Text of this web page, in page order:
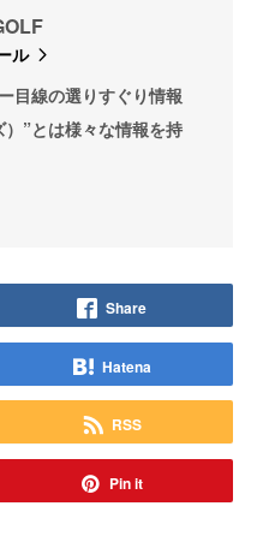
ル
目線の選りすぐり情報
”とは様々な情報を持
Share
Hatena
RSS
Pin it